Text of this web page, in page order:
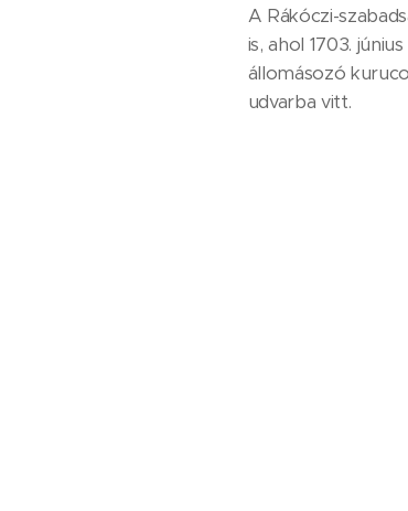
A Rákóczi-
is, ahol 1703.
állomásozó
udvarba vitt.